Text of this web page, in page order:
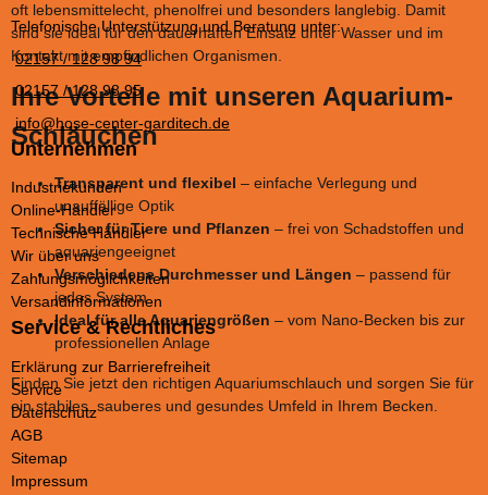
oft lebensmittelecht, phenolfrei und besonders langlebig. Damit
sind sie ideal für den dauerhaften Einsatz unter Wasser und im
Kontakt mit empfindlichen Organismen.
Ihre Vorteile mit unseren Aquarium-
Schläuchen
Transparent und flexibel – einfache Verlegung und
unauffällige Optik
Sicher für Tiere und Pflanzen – frei von Schadstoffen und
aquariengeeignet
Verschiedene Durchmesser und Längen – passend für
jedes System
Ideal für alle Aquariengrößen – vom Nano-Becken bis zur
professionellen Anlage
Finden Sie jetzt den richtigen Aquariumschlauch und sorgen Sie für
ein stabiles, sauberes und gesundes Umfeld in Ihrem Becken.
Telefonische Unterstützung und Beratung unter:
02157 / 128 98 94
02157 / 128 98 95
info@hose-center-garditech.de
Unternehmen
Industriekunden
Online-Händler
Technische Händler
Wir über uns
Zahlungsmöglichkeiten
Versandinformationen
Service & Rechtliches
Erklärung zur Barrierefreiheit
Service
Datenschutz
AGB
Sitemap
Impressum